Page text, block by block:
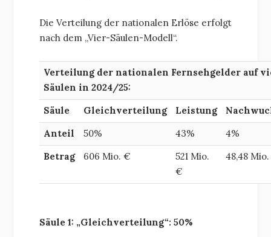
Die Verteilung der nationalen Erlöse erfolgt
nach dem „Vier-Säulen-Modell“.
Verteilung der nationalen Fernsehgelder auf
Säulen in 2024/25:
Säule
Gleichverteilung Leistung
Anteil
50% 43%
4%
Betrag
606 Mio. €
521 Mio.
€
48,48
Säule 1: „Gleichverteilung“: 50%